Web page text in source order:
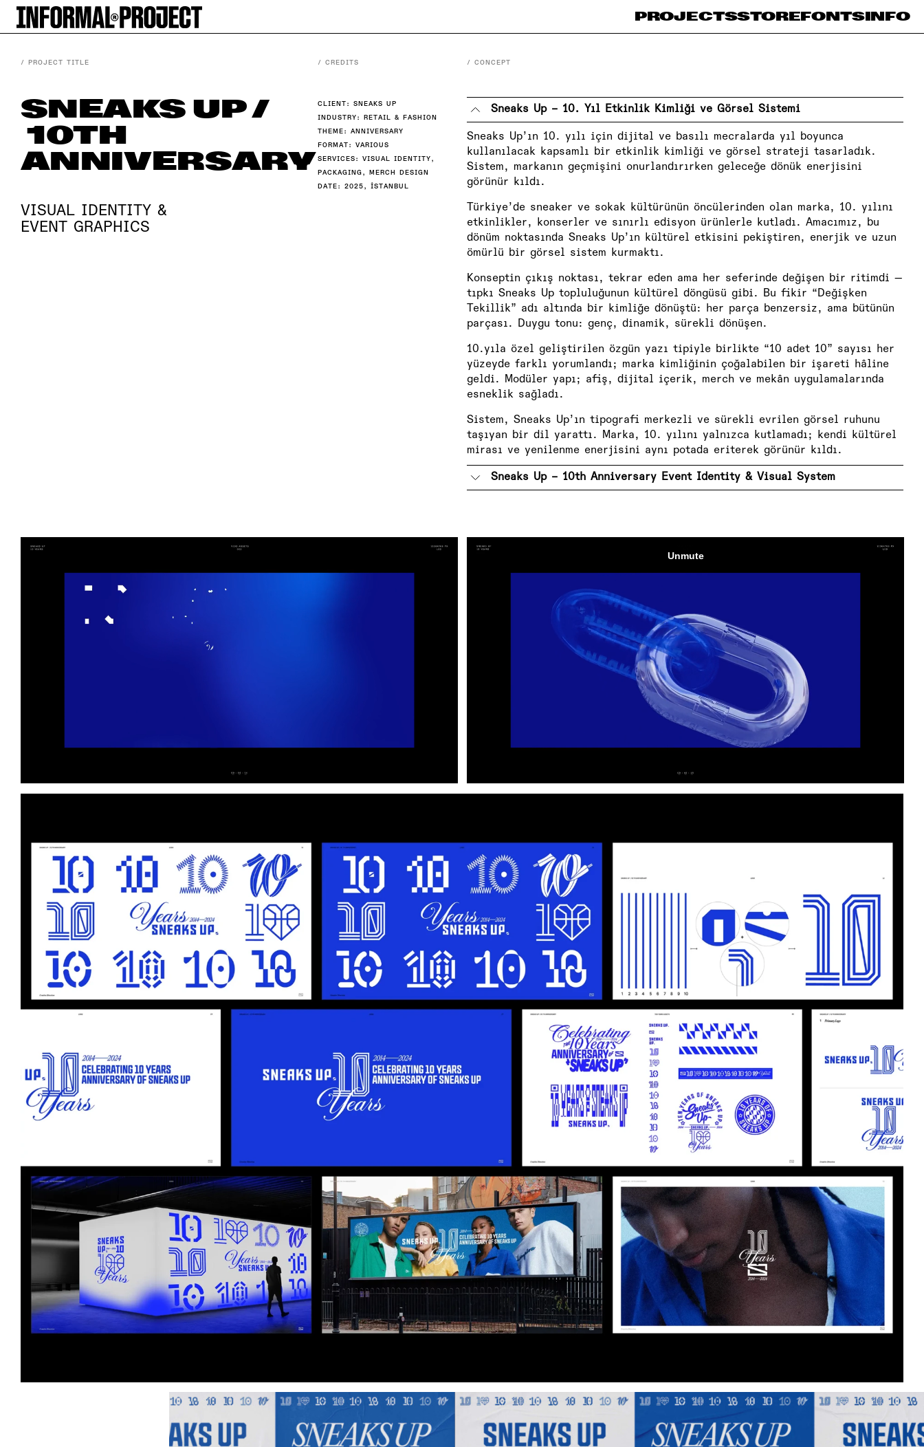
PROJECTSSTOREFONTSINFO
/ PROJECT TITLE
SNEAKS UP /
10TH
ANNIVERSARY
VISUAL IDENTITY &
EVENT GRAPHICS
/ CREDITS
CLIENT: SNEAKS UP
INDUSTRY: RETAIL & FASHION
THEME: ANNIVERSARY
FORMAT: VARIOUS
SERVICES: VISUAL IDENTITY,
PACKAGING, MERCH DESIGN
DATE: 2025, İSTANBUL
/ CONCEPT
Sneaks Up – 10. Yıl Etkinlik Kimliği ve Görsel Sistemi
Sneaks Up’ın 10. yılı için dijital ve basılı mecralarda yıl boyunca
kullanılacak kapsamlı bir etkinlik kimliği ve görsel strateji tasarladık.
Sistem, markanın geçmişini onurlandırırken geleceğe dönük enerjisini
görünür kıldı.
Türkiye’de sneaker ve sokak kültürünün öncülerinden olan marka, 10. yılını
etkinlikler, konserler ve sınırlı edisyon ürünlerle kutladı. Amacımız, bu
dönüm noktasında Sneaks Up’ın kültürel etkisini pekiştiren, enerjik ve uzun
ömürlü bir görsel sistem kurmaktı.
Konseptin çıkış noktası, tekrar eden ama her seferinde değişen bir ritimdi —
tıpkı Sneaks Up topluluğunun kültürel döngüsü gibi. Bu fikir “Değişken
Tekillik” adı altında bir kimliğe dönüştü: her parça benzersiz, ama bütünün
parçası. Duygu tonu: genç, dinamik, sürekli dönüşen.
10.yıla özel geliştirilen özgün yazı tipiyle birlikte “10 adet 10” sayısı her
yüzeyde farklı yorumlandı; marka kimliğinin çoğalabilen bir işareti hâline
geldi. Modüler yapı; afiş, dijital içerik, merch ve mekân uygulamalarında
esneklik sağladı.
Sistem, Sneaks Up’ın tipografi merkezli ve sürekli evrilen görsel ruhunu
taşıyan bir dil yarattı. Marka, 10. yılını yalnızca kutlamadı; kendi kültürel
mirası ve yenilenme enerjisini aynı potada eriterek görünür kıldı.
Sneaks Up – 10th Anniversary Event Identity & Visual System
and print platforms. The system honors the brand’s legacy while making its
forward-looking energy visible.
As one of the pioneers of sneaker and street culture in Turkey, Sneaks Up
marked its 10th year with events, concerts, and limited-edition product
drops. Our goal was to create a bold, long-lasting visual system that
amplifies the brand’s cultural impact at this milestone moment.
The creative concept stemmed from the idea of a rhythm that repeats, yet
constantly changes — much like the cultural pulse of the Sneaks Up
community. This became the core of the identity under the theme “Variable
Singularity”: each piece unique, yet part of a larger whole. Tone: youthful,
We developed a custom typeface exclusively for the anniversary,
accompanied by a system of “10×10” numerals — interpreted differently
The modular system allowed for adaptable applications across posters,
digital assets, merchandise, and spatial graphics.
where the brand’s cultural legacy and spirit of renewal converged in a
distinct, living identity.